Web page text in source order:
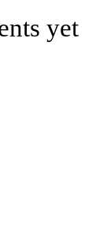
yet